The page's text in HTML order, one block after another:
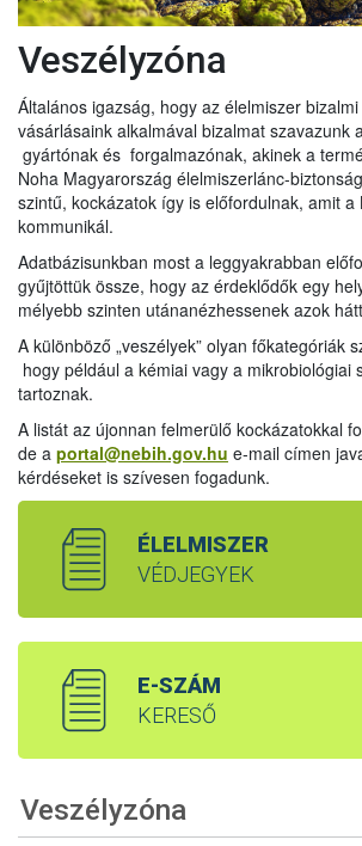
Veszélyzóna
Általános igazság, hogy az élelmiszer
vásárlásaink alkalmával bizalmat szavazunk
gyártónak és forgalmazónak, akinek a
Noha Magyarország élelmiszerlánc-
szintű, kockázatok így is előfordulnak, amit a
kommunikál.
Adatbázisunkban most a leggyakrabban
gyűjtöttük össze, hogy az érdeklődők egy
mélyebb szinten utánanézhessenek azok
A különböző „veszélyek” olyan főkategóriák
hogy például a kémiai vagy a mikrobiológiai
tartoznak.
A listát az újonnan felmerülő kockázatokkal
de a portal@nebih.gov.hu e-mail címen
kérdéseket is szívesen fogadunk.
ÉLELMISZER
VÉDJEGYEK
E-SZÁM
KERESŐ
Veszélyzóna